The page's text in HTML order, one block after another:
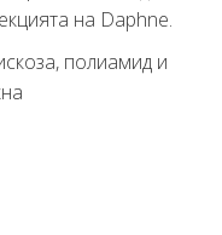
на Daphne.
полиамид и